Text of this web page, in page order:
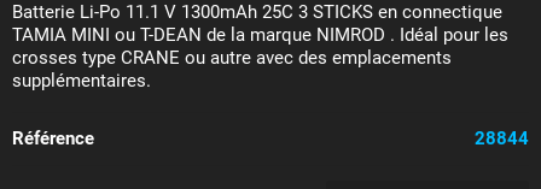
Batterie Li-Po 11.1 V 1300mAh 25C 3 STICKS en connectique
TAMIA MINI ou T-DEAN de la marque NIMROD . Idéal pour les
crosses type CRANE ou autre avec des emplacements
supplémentaires.
Référence 28844